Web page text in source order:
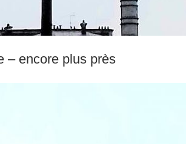
– encore plus près